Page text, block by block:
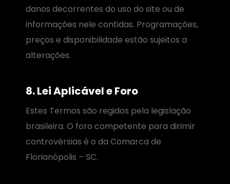
danos decorrentes do uso do site ou de
informações nele contidas. Programações,
preços e disponibilidade estão sujeitos a
alterações.
8. Lei Aplicável e Foro
Estes Termos são regidos pela legislação
brasileira. O foro competente para dirimir
controvérsias é o da Comarca de
Florianópolis – SC.